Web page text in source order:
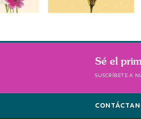
Sé el
SUSCRÍBETE A